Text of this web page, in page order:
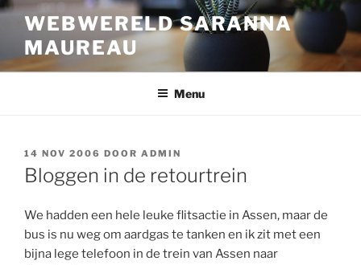
Ga
inhoud
WEBWERELD SARANNA
MAUREAU
Menu
GEPLAATST
OP
14 NOV 2006 DOOR ADMIN
Bloggen in de retourtrein
We hadden een hele leuke flitsactie in Assen, maar de
bus is nu weg om aardgas te tanken en ik zit met een
bijna lege telefoon in de trein van Assen naar